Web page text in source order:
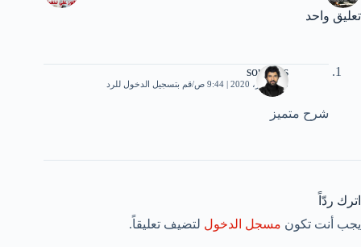
تعليق واحد
soundos
18 فبراير، 2020 | 9:44 ص قم بتسجيل الدخول للرد
شرح متميز
اترك ردّاً
يجب أنت تكون مسجل الدخول لتضيف تعليقاً.